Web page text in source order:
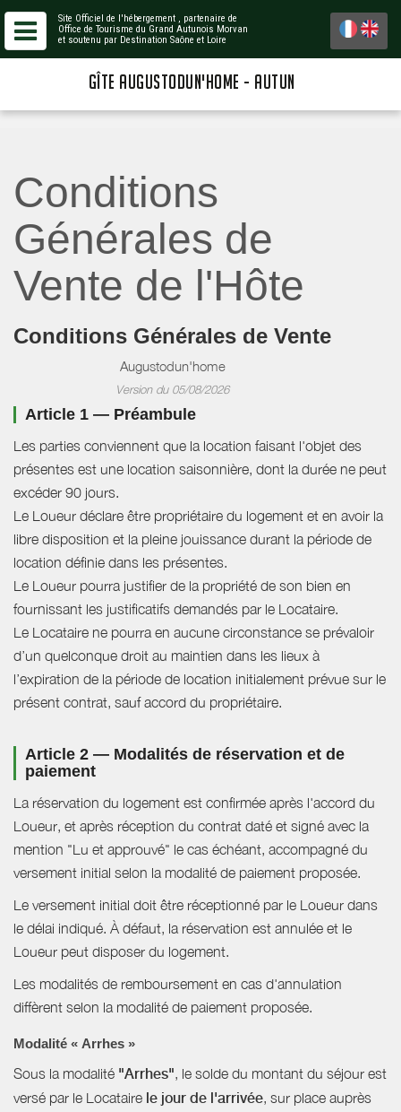
Site Officiel de l'hébergement , partenaire de
Office de Tourisme du Grand Autunois Morvan
et soutenu par Destination Saône et Loire
GÎTE AUGUSTODUN'HOME - AUTUN
Conditions
Générales de
Vente de l'Hôte
Conditions Générales de Vente
Augustodun'home
Version du 05/08/2026
Article 1 — Préambule
Les parties conviennent que la location faisant l'objet des
présentes est une location saisonnière, dont la durée ne peut
excéder 90 jours.
Le Loueur déclare être propriétaire du logement et en avoir la
libre disposition et la pleine jouissance durant la période de
location définie dans les présentes.
Le Loueur pourra justifier de la propriété de son bien en
fournissant les justificatifs demandés par le Locataire.
Le Locataire ne pourra en aucune circonstance se prévaloir
d’un quelconque droit au maintien dans les lieux à
l’expiration de la période de location initialement prévue sur le
présent contrat, sauf accord du propriétaire.
Article 2 — Modalités de réservation et de
paiement
La réservation du logement est confirmée après l'accord du
Loueur, et après réception du contrat daté et signé avec la
mention "Lu et approuvé" le cas échéant, accompagné du
versement initial selon la modalité de paiement proposée.
Le versement initial doit être réceptionné par le Loueur dans
le délai indiqué. À défaut, la réservation est annulée et le
Loueur peut disposer du logement.
Les modalités de remboursement en cas d'annulation
diffèrent selon la modalité de paiement proposée.
Modalité « Arrhes »
Sous la modalité "Arrhes", le solde du montant du séjour est
versé par le Locataire le jour de l'arrivée, sur place auprès